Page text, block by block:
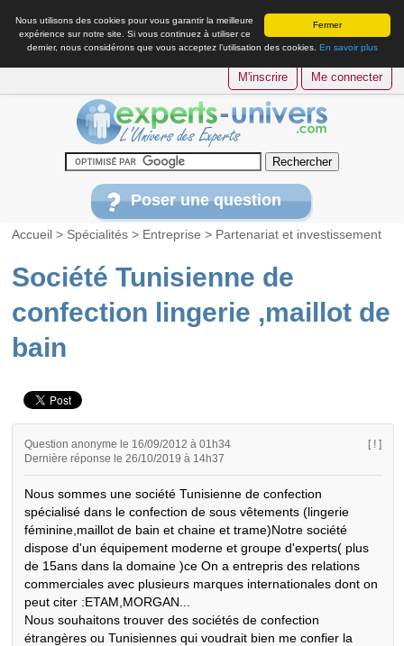
Fermer
Nous utilisons des cookies pour vous garantir la meilleure
expérience sur notre site. Si vous continuez à utiliser ce
dernier, nous considérons que vous acceptez l’utilisation des cookies. En savoir plus
M'inscrire Me connecter
Poser une question
Accueil > Spécialités > Entreprise > Partenariat et investissement
Société Tunisienne de
confection lingerie ,maillot de
bain
Question anonyme le 16/09/2012 à 01h34
Dernière réponse le 26/10/2019 à 14h37
[ ! ]
Nous sommes une société Tunisienne de confection
spécialisé dans le confection de sous vêtements (lingerie
féminine,maillot de bain et chaine et trame)Notre société
dispose d'un équipement moderne et groupe d'experts( plus
de 15ans dans la domaine )ce On a entrepris des relations
commerciales avec plusieurs marques internationales dont on
peut citer :ETAM,MORGAN...
Nous souhaitons trouver des sociétés de confection
étrangères ou Tunisiennes qui voudrait bien me confier la